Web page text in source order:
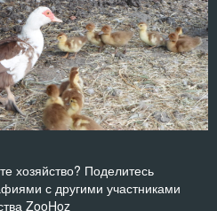
хозяйство? Поделитесь
с другими участниками
ZooHoz